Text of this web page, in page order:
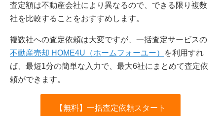
査定額は不動産会社により異なるので、できる限り複数
社を比較することをおすすめします。
複数社への査定依頼は大変ですが、一括査定サービスの
不動産売却 HOME4U（ホームフォーユー）
を利用すれ
ば、最短1分の簡単な入力で、最大6社にまとめて査定依
頼ができます。
【無料】一括査定依頼スタート